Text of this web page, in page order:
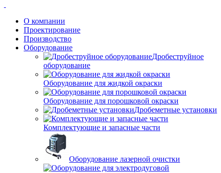
О компании
Проектирование
Производство
Оборудование
Дробеструйное
оборудование
Оборудование для жидкой окраски
Оборудование для порошковой окраски
Дробеметные установки
Комплектующие и запасные части
Оборудование лазерной очистки